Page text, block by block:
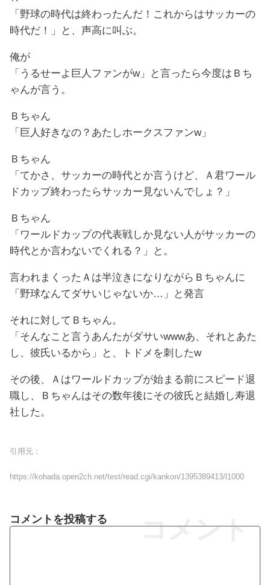
「野球の時代は終わったんだ！これからはサッカーの
時代だ！」と、声高に叫ぶ。
俺が
「うるせーよ巨人ファンがw」と言ったら今度はＢち
ゃんが言う。
Ｂちゃん
「巨人好きなの？あたしホークスファンw」
Ｂちゃん
「てかさ、サッカーの時代とか言うけど、Ａ君ワール
ドカップ終わったらサッカー見ないんでしょ？」
Ｂちゃん
「ワールドカップの代表戦しか見ない人がサッカーの
時代とか言わないでくれる？」と。
言われまくったＡは半泣きになりながらＢちゃんに
「野球なんてダサいじゃないか…」と発言
それに対してＢちゃん。
「そんなこと言うあんたがダサいwwwあ、それとあた
し、彼氏いるから」と、トドメを刺したw
その後、Ａはワールドカップが始まる前にスピード退
職し、Ｂちゃんはその数年後にその彼氏と結婚し寿退
社した。
引用元：
https://kohada.open2ch.net/test/read.cgi/kankon/1395389413/l1000
コメント
コメントを投稿する